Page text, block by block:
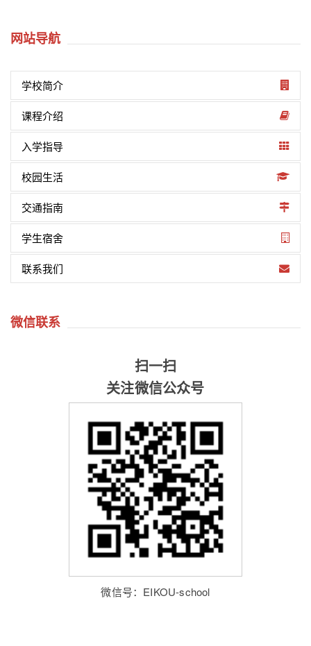
网站导航
学校简介
课程介绍
入学指导
校园生活
交通指南
学生宿舍
联系我们
微信联系
扫一扫
关注微信公众号
微信号：EIKOU-school